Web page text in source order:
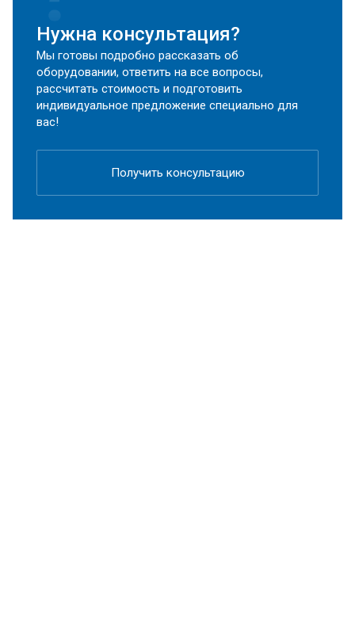
Нужна консультация?
Мы готовы подробно рассказать об
оборудовании, ответить на все вопросы,
рассчитать стоимость и подготовить
индивидуальное предложение специально для
вас!
Получить консультацию